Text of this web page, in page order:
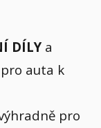
DÍLYa
auta k
pro